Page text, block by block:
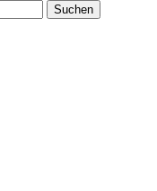
Suchen